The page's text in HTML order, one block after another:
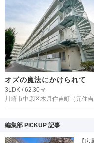
オズの魔法にかけられて
3LDK / 62.30㎡
川崎市中原区木月住吉町 （元住吉
編集部 PICKUP 記事
【